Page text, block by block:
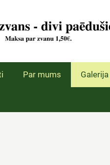
Par mums Galerija